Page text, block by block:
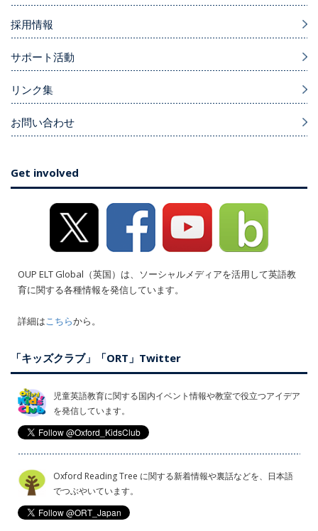
採用情報
サポート活動
リンク集
お問い合わせ
Get involved
OUP ELT Global（英国）は、ソーシャルメディアを活用して英語教
育に関する各種情報を発信しています。
詳細はこちらから。
「キッズクラブ」「ORT」Twitter
児童英語教育に関する国内イベント情報や教室で役立つアイデア
を発信しています。
Oxford Reading Tree に関する新着情報や裏話などを、日本語
でつぶやいています。